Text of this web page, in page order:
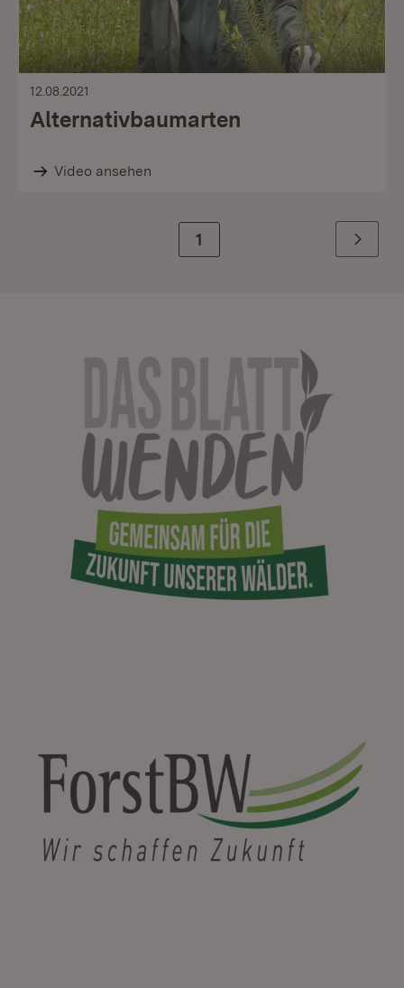
12.08.2021
Alternativbaumarten
Video ansehen
Zur Seite
1 Weiter